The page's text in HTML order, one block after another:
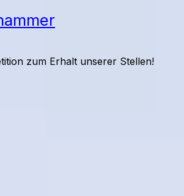
ausblenden
zum Erhalt unserer Stellen!